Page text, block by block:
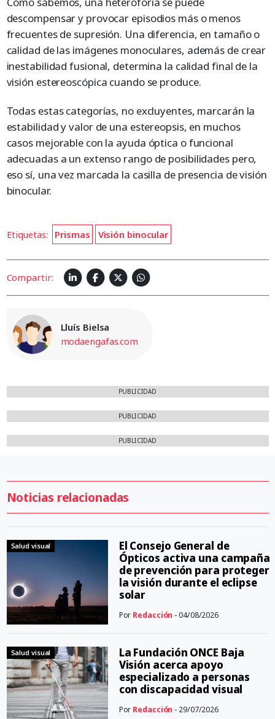
descompensar y provocar episodios más o menos
frecuentes de supresión. Una diferencia, en tamaño o
calidad de las imágenes monoculares, además de crear
inestabilidad fusional, determina la calidad final de la
visión estereoscópica cuando se produce.
Todas estas categorías, no excluyentes, marcarán la
estabilidad y valor de una estereopsis, en muchos
casos mejorable con la ayuda óptica o funcional
adecuadas a un extenso rango de posibilidades pero,
eso sí, una vez marcada la casilla de presencia de visión
binocular.
Etiquetas: Prismas Visión binocular
Compartir:
Lluís Bielsa
modaengafas.com
PUBLICIDAD
PUBLICIDAD
PUBLICIDAD
Noticias relacionadas
Salud visual
El Consejo General de
Ópticos activa una campaña
de prevención para proteger
la visión durante el eclipse
solar
Por Redacción - 04/08/2026
Salud visual
La Fundación ONCE Baja
Visión acerca apoyo
especializado a personas
con discapacidad visual
Por Redacción - 29/07/2026